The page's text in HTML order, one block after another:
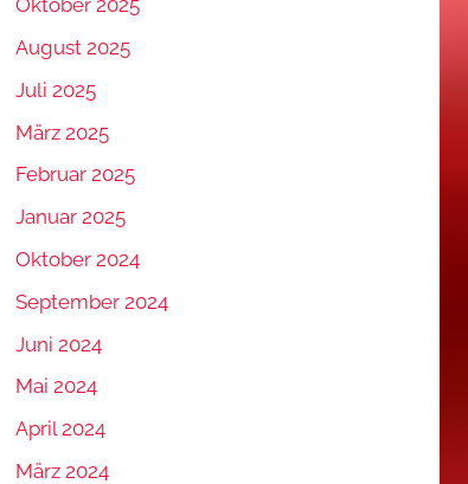
Oktober 2025
August 2025
Juli 2025
März 2025
Februar 2025
Januar 2025
Oktober 2024
September 2024
Juni 2024
Mai 2024
April 2024
März 2024